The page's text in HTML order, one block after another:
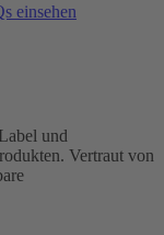
einsehen
und
Vertraut von